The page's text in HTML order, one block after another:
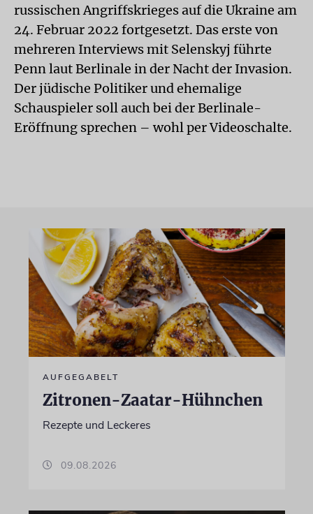
russischen Angriffskrieges auf die Ukraine am
24. Februar 2022 fortgesetzt. Das erste von
mehreren Interviews mit Selenskyj führte
Penn laut Berlinale in der Nacht der Invasion.
Der jüdische Politiker und ehemalige
Schauspieler soll auch bei der Berlinale-
Eröffnung sprechen – wohl per Videoschalte.
AUFGEGABELT
Zitronen-Zaatar-Hühnchen
Rezepte und Leckeres
09.08.2026